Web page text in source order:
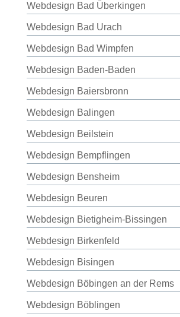
Webdesign Bad Überkingen
Webdesign Bad Urach
Webdesign Bad Wimpfen
Webdesign Baden-Baden
Webdesign Baiersbronn
Webdesign Balingen
Webdesign Beilstein
Webdesign Bempflingen
Webdesign Bensheim
Webdesign Beuren
Webdesign Bietigheim-Bissingen
Webdesign Birkenfeld
Webdesign Bisingen
Webdesign Böbingen an der Rems
Webdesign Böblingen